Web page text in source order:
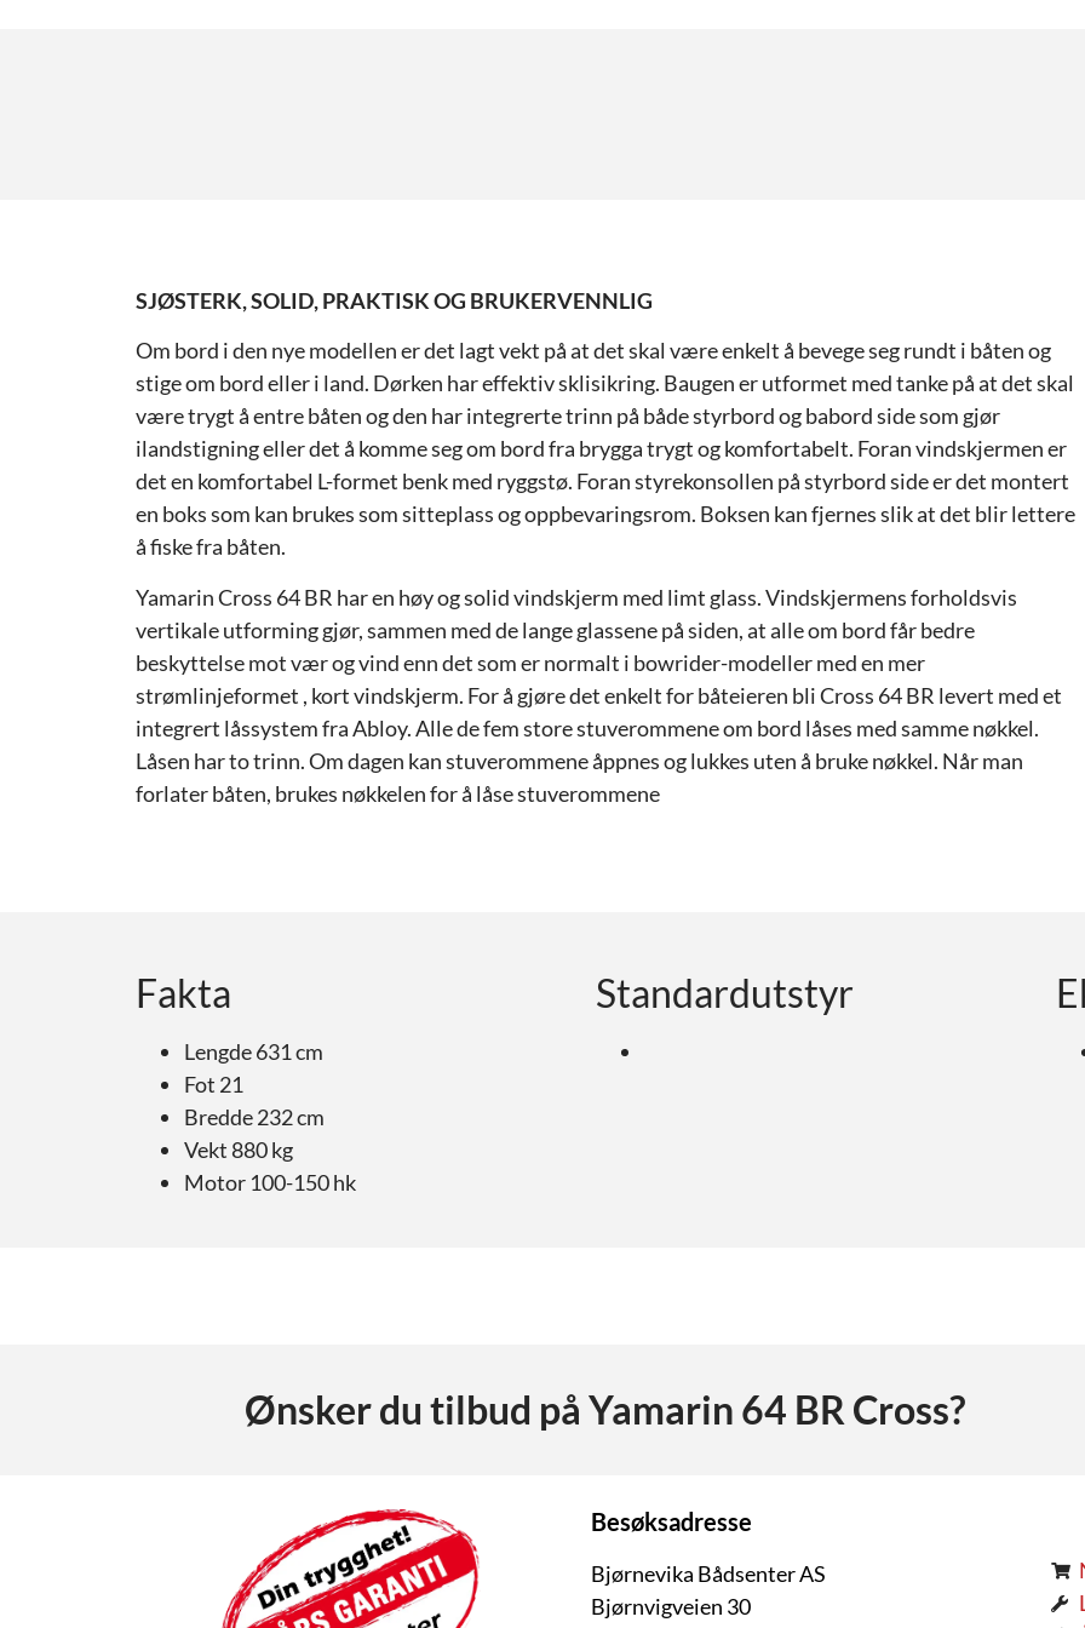
SJØSTERK, SOLID, PRAKTISK OG BRUKERVENNLIG
Om bord i den nye modellen er det lagt vekt på at det skal være enkelt å bevege seg rundt i båten og
stige om bord eller i land. Dørken har effektiv sklisikring. Baugen er utformet med tanke på at det skal
være trygt å entre båten og den har integrerte trinn på både styrbord og babord side som gjør
ilandstigning eller det å komme seg om bord fra brygga trygt og komfortabelt. Foran vindskjermen er
det en komfortabel L-formet benk med ryggstø. Foran styrekonsollen på styrbord side er det montert
en boks som kan brukes som sitteplass og oppbevaringsrom. Boksen kan fjernes slik at det blir lettere
å fiske fra båten.
Yamarin Cross 64 BR har en høy og solid vindskjerm med limt glass. Vindskjermens forholdsvis
vertikale utforming gjør, sammen med de lange glassene på siden, at alle om bord får bedre
beskyttelse mot vær og vind enn det som er normalt i bowrider-modeller med en mer
strømlinjeformet , kort vindskjerm. For å gjøre det enkelt for båteieren bli Cross 64 BR levert med et
integrert låssystem fra Abloy. Alle de fem store stuverommene om bord låses med samme nøkkel.
Låsen har to trinn. Om dagen kan stuverommene åppnes og lukkes uten å bruke nøkkel. Når man
forlater båten, brukes nøkkelen for å låse stuverommene
Fakta
Lengde 631 cm
Fot 21
Bredde 232 cm
Vekt 880 kg
Motor 100-150 hk
Standardutstyr
Ønsker du tilbud på Yamarin 64 BR Cross?
Besøksadresse
Bjørnevika Bådsenter AS
Bjørnvigveien 30